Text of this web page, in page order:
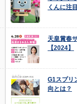
くんに注
天皇賞春
【2024】
G1スプリ
向とは？